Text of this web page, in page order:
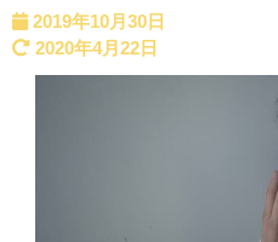
2019年10月30日
2020年4月22日